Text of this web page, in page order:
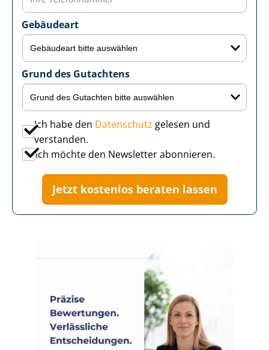
Gebäudeart
Grund des Gutachtens
Ich habe den Datenschutz gelesen und
verstanden.
Ich möchte den Newsletter abonnieren.
Jetzt kostenlos beraten lassen